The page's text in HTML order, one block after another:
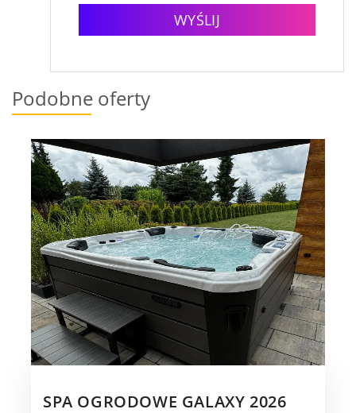
WYŚLIJ
Podobne oferty
SPA OGRODOWE GALAXY 2026